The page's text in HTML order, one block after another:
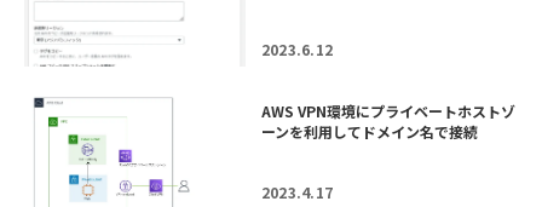
2023.6.12
AWS VPN環境にプライベートホストゾ
ーンを利用してドメイン名で接続
2023.4.17